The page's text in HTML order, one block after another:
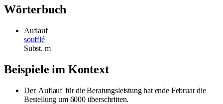
Wörterbuch
Auflauf
soufflé
Subst. m
Beispiele im Kontext
Der Auflauf für die Beratungsleistung hat ende Februar die
Bestellung um 6000 überschritten.